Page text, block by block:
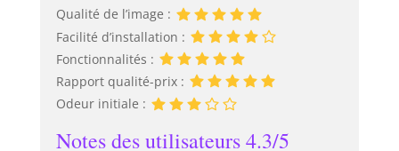
Qualité de l’image :
Facilité d’installation :
Fonctionnalités :
Rapport qualité-prix :
Odeur initiale :
Notes des utilisateurs 4.3/5